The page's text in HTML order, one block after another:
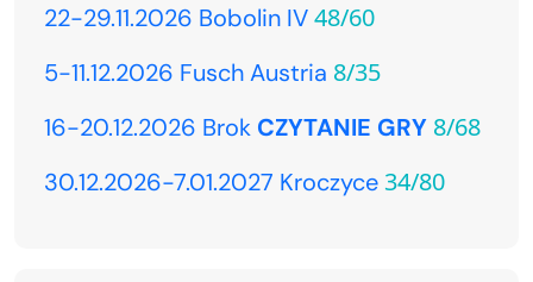
22-29.11.2026 Bobolin IV48/60
5-11.12.2026 Fusch Austria 8/35
16-20.12.2026 Brok CZYTANIE GRY 8/68
30.12.2026-7.01.2027 Kroczyce34/80